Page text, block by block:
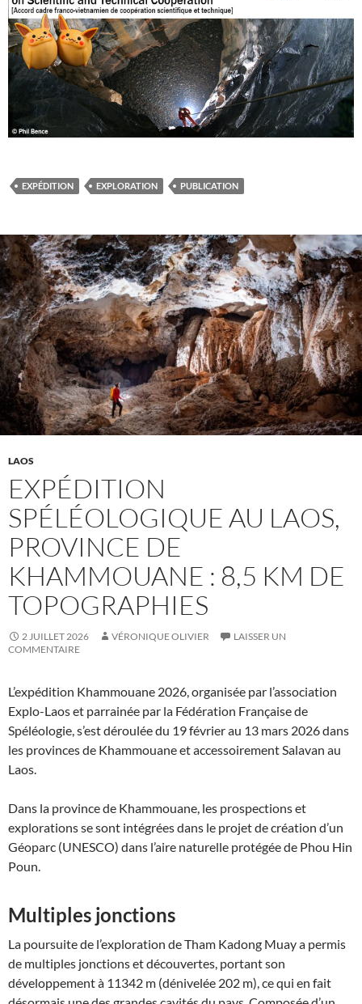
EXPÉDITION EXPLORATION PUBLICATION
LAOS
EXPÉDITION
SPÉLÉOLOGIQUE AU LAOS,
PROVINCE DE
KHAMMOUANE : 8,5 KM DE
TOPOGRAPHIES
2 JUILLET 2026 VÉRONIQUE OLIVIER
LAISSER UN
COMMENTAIRE
L’expédition Khammouane 2026, organisée par l’association
Explo-Laos et parrainée par la Fédération Française de
Spéléologie, s’est déroulée du 19 février au 13 mars 2026 dans
les provinces de Khammouane et accessoirement Salavan au
Laos.
Dans la province de Khammouane, les prospections et
explorations se sont intégrées dans le projet de création d’un
Géoparc (UNESCO) dans l’aire naturelle protégée de Phou Hin
Poun.
Multiples jonctions
La poursuite de l’exploration de Tham Kadong Muay a permis
de multiples jonctions et découvertes, portant son
développement à 11342 m (dénivelée 202 m), ce qui en fait